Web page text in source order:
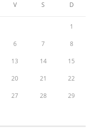
V S D
1
6 7 8
13 14 15
20 21 22
27 28 29